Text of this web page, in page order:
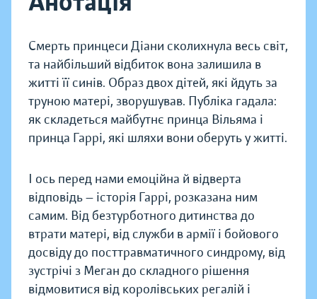
Смерть принцеси Діани сколихнула весь світ,
та найбільший відбиток вона залишила в
житті її синів. Образ двох дітей, які йдуть за
труною матері, зворушував. Публіка гадала:
як складеться майбутнє принца Вільяма і
принца Гаррі, які шляхи вони оберуть у житті.
І ось перед нами емоційна й відверта
відповідь — історія Гаррі, розказана ним
самим. Від безтурботного дитинства до
втрати матері, від служби в армії і бойового
досвіду до посттравматичного синдрому, від
зустрічі з Меган до складного рішення
відмовитися від королівських регалій і